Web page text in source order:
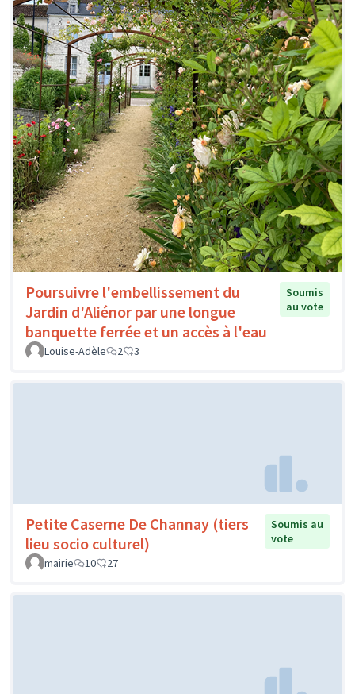
Poursuivre l'embellissement du
Jardin d'Aliénor par une longue
banquette ferrée et un accès à l'eau
Soumis
au vote
Louise-Adèle 2 3
Petite Caserne De Channay (tiers
lieu socio culturel)
Soumis au
vote
mairie
10 27